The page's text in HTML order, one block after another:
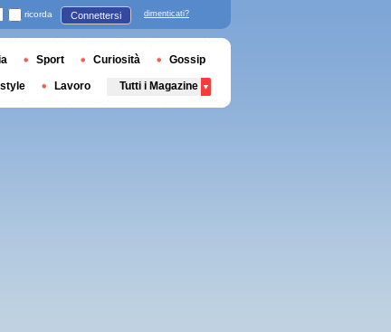
ricorda Connettersi dimenticati?
Sport Curiosità Gossip
Lavoro Tutti i Magazine